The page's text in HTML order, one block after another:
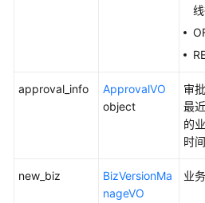
书
持
approval_info
ApprovalVO
object
审
最
的
时
new_biz
BizVersionMa
nageVO
业